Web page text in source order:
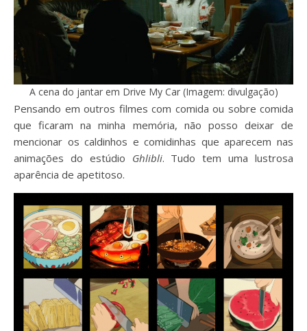
A cena do jantar em Drive My Car (Imagem: divulgação)
Pensando em outros filmes com comida ou sobre comida
que ficaram na minha memória, não posso deixar de
mencionar os caldinhos e comidinhas que aparecem nas
animações do estúdio Ghlibli. Tudo tem uma lustrosa
aparência de apetitoso.